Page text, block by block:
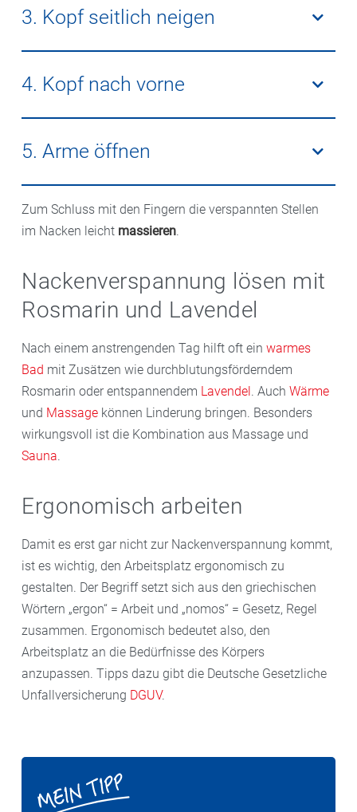
Sekunden halten und wieder absenken. Die Übung 5-
bis 10-mal wiederholen.
3. Kopf seitlich neigen
Den Kopf auf die rechte Seite legen, mit der rechten
Hand den Kopf fassen und leicht zur Seite ziehen. Die
Dehnung 10 bis 15 Sekunden halten. Dann in
entgegengesetzter Seite üben.
4. Kopf nach vorne
Den Hinterkopf mit beiden Händen fassen und leicht
nach vorne ziehen. Das Kinn zeigt in Richtung Brust.
Kopf langsam wieder aufrichten.
5. Arme öffnen
Locker stehen und die Handflächen nach außen
drehen. Die Arme strecken und hinter den Rücken
zusammenzuführen. Der Nacken bleibt lang, der Blick
lösen. Dreimal wiederholen.
Quelle: AdobeStock/blas
Zum Schluss mit den Fingern die verspannten Stellen
im Nacken leicht massieren.
Nackenverspannung lösen mit
Rosmarin und Lavendel
Nach einem anstrengenden Tag hilft oft ein warmes
Bad mit Zusätzen wie durchblutungsförderndem
Rosmarin oder entspannendem Lavendel. Auch Wärme
und Massage können Linderung bringen. Besonders
wirkungsvoll ist die Kombination aus Massage und
Sauna.
Ergonomisch arbeiten
Damit es erst gar nicht zur Nackenverspannung kommt,
ist es wichtig, den Arbeitsplatz ergonomisch zu
gestalten. Der Begriff setzt sich aus den griechischen
Wörtern „ergon“ = Arbeit und „nomos“ = Gesetz, Regel
zusammen. Ergonomisch bedeutet also, den
Arbeitsplatz an die Bedürfnisse des Körpers
anzupassen. Tipps dazu gibt die Deutsche Gesetzliche
Unfallversicherung DGUV.